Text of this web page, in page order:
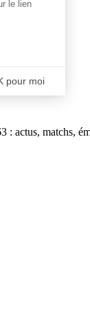
le lien
pour moi
vos
vos
: actus, matchs,